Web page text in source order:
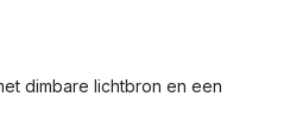
dimbare lichtbron en een